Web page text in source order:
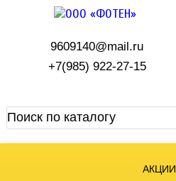
9609140@mail.ru
+7(985) 922-27-15
АКЦИИ